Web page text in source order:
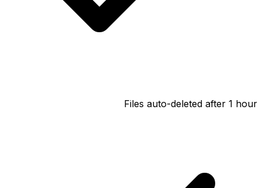
Files auto-deleted after 1 hour